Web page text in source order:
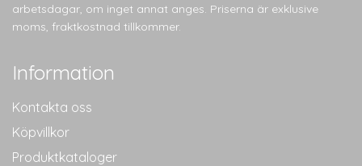
arbetsdagar, om inget annat anges. Priserna är exklusive
moms, fraktkostnad tillkommer.
Information
Kontakta oss
Köpvillkor
Produktkataloger